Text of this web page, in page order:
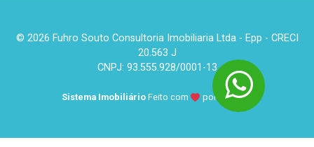
© 2026 Fuhro Souto Consultoria Imobiliaria Ltda - Epp - CRECI
20.563 J
CNPJ: 93.555.928/0001-13
Sistema Imobiliário Feito com por KUROLE